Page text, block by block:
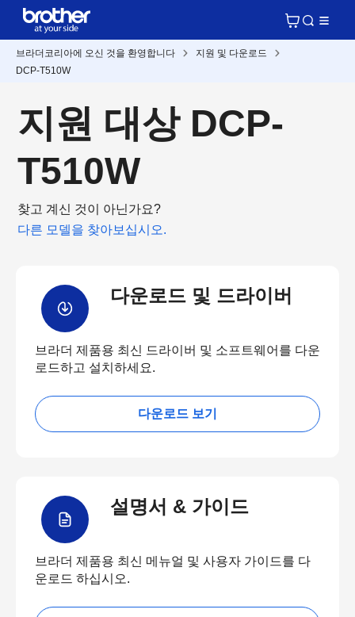
브라더코리아에 오신 것을 환영합니다
지원 및 다운로드
DCP-T510W
지원 대상 DCP-
T510W
찾고 계신 것이 아닌가요?
다른 모델을 찾아보십시오.
다운로드 및 드라이버
브라더 제품용 최신 드라이버 및 소프트웨어를 다운
로드하고 설치하세요.
다운로드 보기
설명서 & 가이드
브라더 제품용 최신 메뉴얼 및 사용자 가이드를 다
운로드 하십시오.